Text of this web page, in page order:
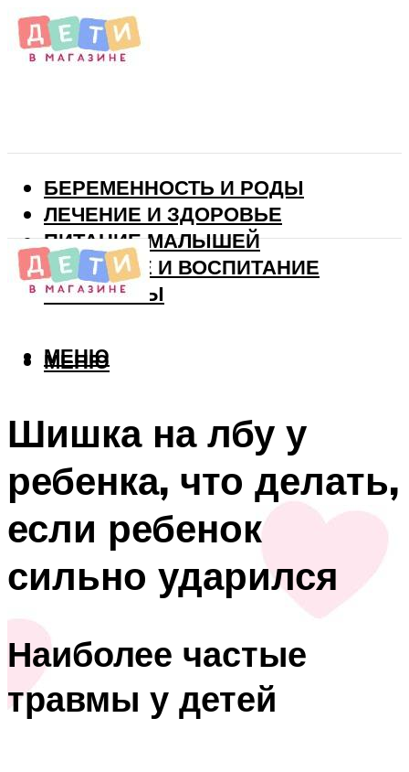
БЕРЕМЕННОСТЬ И РОДЫ
ЛЕЧЕНИЕ И ЗДОРОВЬЕ
ПИТАНИЕ МАЛЫШЕЙ
РАЗВИТИЕ И ВОСПИТАНИЕ
ВИТАМИНЫ
МЕНЮ
МЕНЮ
Шишка на лбу у
ребенка, что делать,
если ребенок
сильно ударился
Наиболее частые
травмы у детей